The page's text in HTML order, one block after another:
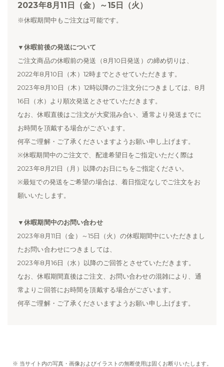
2023年8月11日（金）～15日（火）
※休暇期間中もご注文は可能です。
▼休暇前後の発送について
ご注文商品の休暇前の発送（8月10日発送）の締め切りは、
2022年8月10日（木）12時までとさせていただきます。
2023年8月10日（木）12時以降のご注文分につきましては、8月
16日（水）より順次発送とさせていただきます。
なお、休暇直後はご注文が大変混み合い、通常より発送までに
お時間を頂戴する場合がございます。
何卒ご理解・ご了承くださいますようお願い申し上げます。
※休暇期間中のご注文で、配達希望日をご指定いただく際は
2023年8月21日（月）以降のお日にちをご指定ください。
※最短での発送をご希望の場合は、着日指定なしでご注文をお
願いいたします。
▼休暇期間中のお問い合わせ
2023年8月11日（金）～15日（火）の休暇期間中にいただきまし
たお問い合わせにつきましては、
2023年8月16日（水）以降のご回答とさせていただきます。
なお、休暇期間直後はご注文、お問い合わせの混雑により、通
常よりご回答にお時間を頂戴する場合がございます。
何卒ご理解・ご了承くださいますようお願い申し上げます。
※ 当サイト内の写真・画像およびイラストの無断使用は固くお断りいたします。